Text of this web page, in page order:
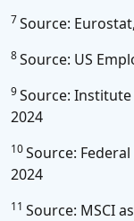
7Source:
8Source: US
9Source:
2024
10Source:
2024
11 Source: MSCI